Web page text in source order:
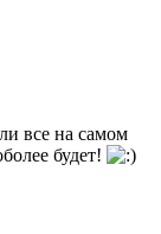
все на самом
будет!